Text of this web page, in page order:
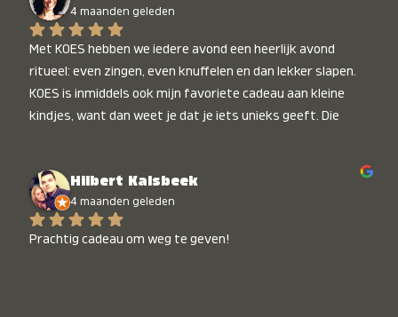
4 maanden geleden
Met KOES hebben we iedere avond een heerlijk avond
ritueel: even zingen, even knuffelen en dan lekker slapen.
KOES is inmiddels ook mijn favoriete cadeau aan kleine
kindjes, want dan weet je dat je iets unieks geeft. Die
Hilbert Kalsbeek
4 maanden geleden
Prachtig cadeau om weg te geven!